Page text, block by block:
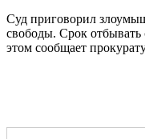
Суд приговорил
свободы. Срок
этом сообщает